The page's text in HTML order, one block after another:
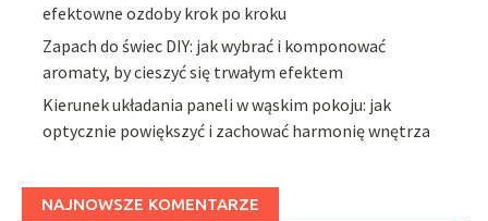
efektowne ozdoby krok po kroku
Zapach do świec DIY: jak wybrać i komponować
aromaty, by cieszyć się trwałym efektem
Kierunek układania paneli w wąskim pokoju: jak
optycznie powiększyć i zachować harmonię wnętrza
NAJNOWSZE KOMENTARZE